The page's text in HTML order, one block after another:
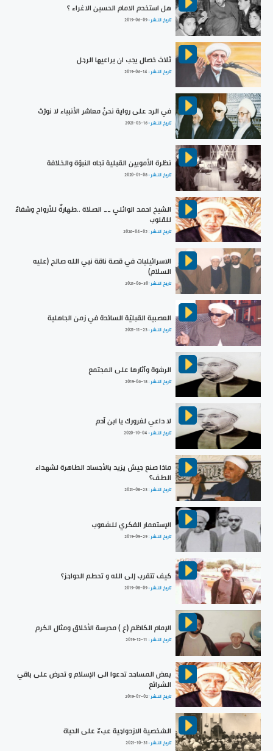
هل استخدم الامام الحسين الاغراء ؟
تاريخ النشر :2019-06-09
ثلاث خصال يجب ان يراعيها الرجل
تاريخ النشر : 2019-06-14
في الرد على رواية نحنُ معاشر الأنبياء لا نورّث
تاريخ النشر :2021-03-16
نظرة الأمويين القبلية تجاه النبوّة والخلافة
تاريخ النشر :2020-01-08
الشيخ احمد الوائلي __ الصلاة ..طهارةٌ للأرواح وشفاءٌ
للقلوب
تاريخ النشر :2026-04-05
الاسرائيليات في قصة ناقة نبي الله صالح (عليه
السلام)
تاريخ النشر :2021-06-30
العصبية القبليّة السائدة في زمن الجاهلية
تاريخ النشر :2021-11-23
الرشوة وآثارها على المجتمع
تاريخ النشر :2019-06-18
لا داعي لغرورك يا ابن آدم
تاريخ النشر : 2020-10-04
ماذا صنع جيش يزيد بالأجساد الطاهرة لشهداء
الطف؟
تاريخ النشر :2021-08-23
الإستعمار الفكري للشعوب
تاريخ النشر :2019-09-29
كيف تتقرب إلى الله و تحطم الحواجز؟
تاريخ النشر :2019-08-09
الإمام الكاظم (ع ) مدرسة الأخلاق ومثال الكرم
تاريخ النشر : 2019-12-11
بعض المساجد تدعوا الى الإسلام و تحرض على باقي
الشرائع
تاريخ النشر :2019-07-02
الشخصية الازدواجية عبءٌ على الحياة
تاريخ النشر :2021-10-31